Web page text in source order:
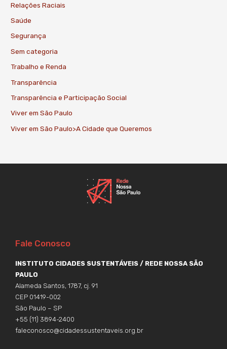
Relações Raciais
Saúde
Segurança
Sem categoria
Trabalho e Renda
Transparência
Transparência e Participação Social
Viver em São Paulo
Viver em São Paulo>A Cidade que Queremos
Fale Conosco
INSTITUTO CIDADES SUSTENTÁVEIS / REDE NOSSA SÃO
PAULO
Alameda Santos, 1787, cj. 91
CEP 01419-002
São Paulo – SP
+55 (11) 3894-2400
faleconosco@cidadessustentaveis.org.br